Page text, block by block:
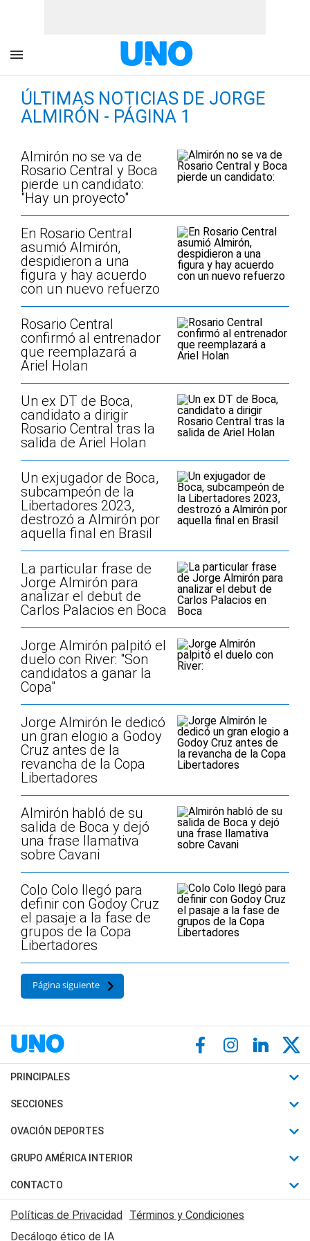
ÚLTIMAS NOTICIAS DE JORGE
ALMIRÓN - PÁGINA 1
Almirón no se va de
Rosario Central y Boca
pierde un candidato:
"Hay un proyecto"
En Rosario Central
asumió Almirón,
despidieron a una
figura y hay acuerdo
con un nuevo refuerzo
Rosario Central
confirmó al entrenador
que reemplazará a
Ariel Holan
Un ex DT de Boca,
candidato a dirigir
Rosario Central tras la
salida de Ariel Holan
Un exjugador de Boca,
subcampeón de la
Libertadores 2023,
destrozó a Almirón por
aquella final en Brasil
La particular frase de
Jorge Almirón para
analizar el debut de
Carlos Palacios en Boca
Jorge Almirón palpitó el
duelo con River: "Son
candidatos a ganar la
Copa"
Jorge Almirón le dedicó
un gran elogio a Godoy
Cruz antes de la
revancha de la Copa
Libertadores
Almirón habló de su
salida de Boca y dejó
una frase llamativa
sobre Cavani
Colo Colo llegó para
definir con Godoy Cruz
el pasaje a la fase de
grupos de la Copa
Libertadores
Página siguiente
PRINCIPALES
Últimas Noticias
Política
Judiciales
Economia
SECCIONES
Horóscopo
Motores
Trucos caseros
Series y Películas
OVACIÓN DEPORTES
Fútbol
Mundial
Automovilismo
Rugby
GRUPO AMÉRICA INTERIOR
Canal 7 en Vivo
CONTACTO
Acerca de Nosotros
Contactanos
Políticas de Privacidad Términos y Condiciones
Decálogo ético de IA